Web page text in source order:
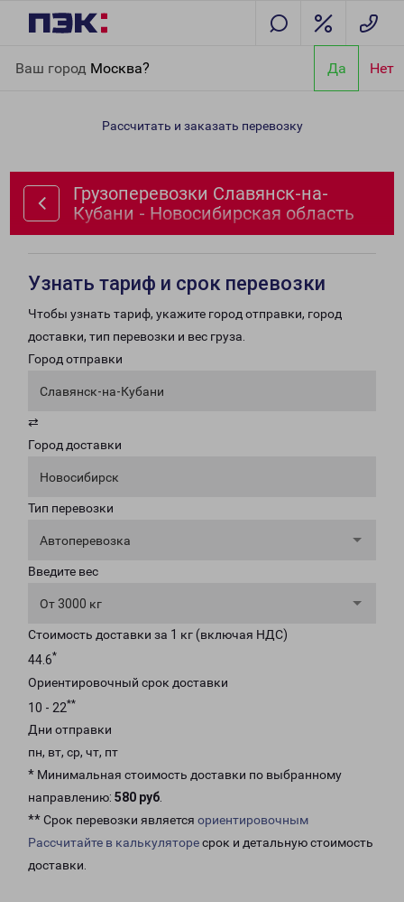
Ваш город Москва? Да Нет
Новосибирская область
Рассчитать и заказать перевозку
Грузоперевозки Славянск-на-
Кубани - Новосибирская область
Узнать тариф и срок перевозки
Чтобы узнать тариф, укажите город отправки, город
доставки, тип перевозки и вес груза.
Город отправки
Славянск-на-Кубани
⇄
Город доставки
Новосибирск
Тип перевозки
Автоперевозка
Введите вес
От 3000 кг
Стоимость доставки за 1 кг (включая НДС)
44.6*
Ориентировочный срок доставки
10 - 22**
Дни отправки
пн, вт, ср, чт, пт
* Минимальная стоимость доставки по выбранному
направлению: 580 руб.
** Срок перевозки является ориентировочным
Рассчитайте в калькуляторесрок и детальную стоимость
доставки.